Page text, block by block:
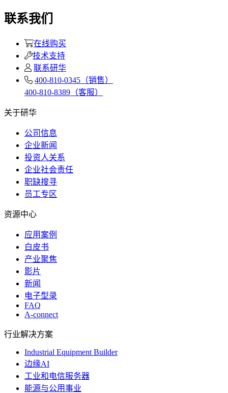
联系我们
在线购买
技术支持
联系研华
400-810-0345（销售）
400-810-8389（客服）
关于研华
公司信息
企业新闻
投资人关系
企业社会责任
职缺搜寻
员工专区
资源中心
应用案例
白皮书
产业聚焦
影片
新闻
电子型录
FAQ
A-connect
行业解决方案
Industrial Equipment Builder
边缘AI
工业和电信服务器
能源与公用事业